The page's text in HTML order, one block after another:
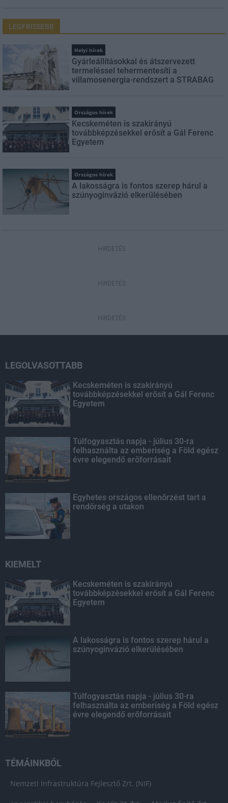
LEGFRISSEBB
Helyi hírek
Gyárleállításokkal és átszervezett
termeléssel tehermentesíti a
villamosenergia-rendszert a STRABAG
Országos hírek
Kecskeméten is szakirányú
továbbképzésekkel erősít a Gál Ferenc
Egyetem
Országos hírek
A lakosságra is fontos szerep hárul a
szúnyoginvázió elkerülésében
HIRDETÉS
HIRDETÉS
HIRDETÉS
LEGOLVASOTTABB
Kecskeméten is szakirányú
továbbképzésekkel erősít a Gál Ferenc
Egyetem
Túlfogyasztás napja - július 30-ra
felhasználta az emberiség a Föld egész
évre elegendő erőforrásait
Egyhetes országos ellenőrzést tart a
rendőrség a utakon
KIEMELT
Kecskeméten is szakirányú
továbbképzésekkel erősít a Gál Ferenc
Egyetem
A lakosságra is fontos szerep hárul a
szúnyoginvázió elkerülésében
Túlfogyasztás napja - július 30-ra
felhasználta az emberiség a Föld egész
évre elegendő erőforrásait
TÉMÁINKBÓL
Nemzeti Infrastruktúra Fejlesztő Zrt. (NIF)